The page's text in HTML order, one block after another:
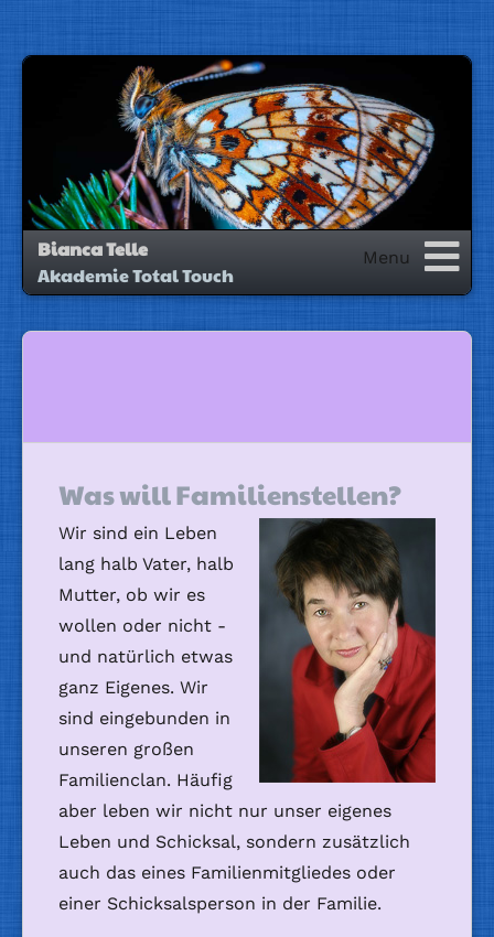
Bianca Telle
Akademie Total Touch
Was will Familienstellen?
Wir sind ein Leben
lang halb Vater, halb
Mutter, ob wir es
wollen oder nicht -
und natürlich etwas
ganz Eigenes. Wir
sind eingebunden in
unseren großen
Familienclan. Häufig
aber leben wir nicht nur unser eigenes
Leben und Schicksal, sondern zusätzlich
auch das eines Familienmitgliedes oder
einer Schicksalsperson in der Familie.